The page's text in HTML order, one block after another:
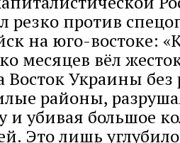
резко против
на юго-востоке:
месяцев вёл
Восток Украины без
районы,
и убивая большое
Это лишь